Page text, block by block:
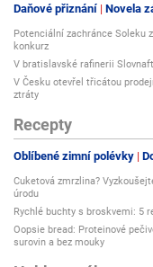
Daňové přiznání Novela
Potenciální zachránce Soleku
konkurz
V bratislavské rafinerii
V Česku otevřel třicátou
ztráty
Recepty
Oblíbené zimní polévky
Cuketová zmrzlina?
úrodu
Rychlé buchty s broskvemi: 5
Oopsie bread: Proteinové
surovin a bez mouky